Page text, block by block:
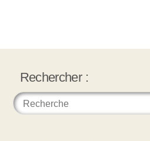
Rechercher :